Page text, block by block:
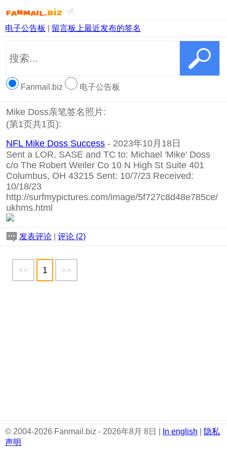
电子公告板 留言板上最近发布的签名
Fanmail.biz 电子公告板
Mike Doss亲笔签名照片:
(第1页共1页):
NFL Mike Doss Success - 2023年10月18日
Sent a LOR, SASE and TC to: Michael 'Mike' Doss
c/o The Robert Weiler Co 10 N High St Suite 401
Columbus, OH 43215 Sent: 10/7/23 Received:
10/18/23
http://surfmypictures.com/image/5f727c8d48e785ce/
ukhms.html
发表评论 评论 (2)
<< 1 >>
© 2004-2026 Fanmail.biz - 2026年8月 8日 | In english
隐私
声明